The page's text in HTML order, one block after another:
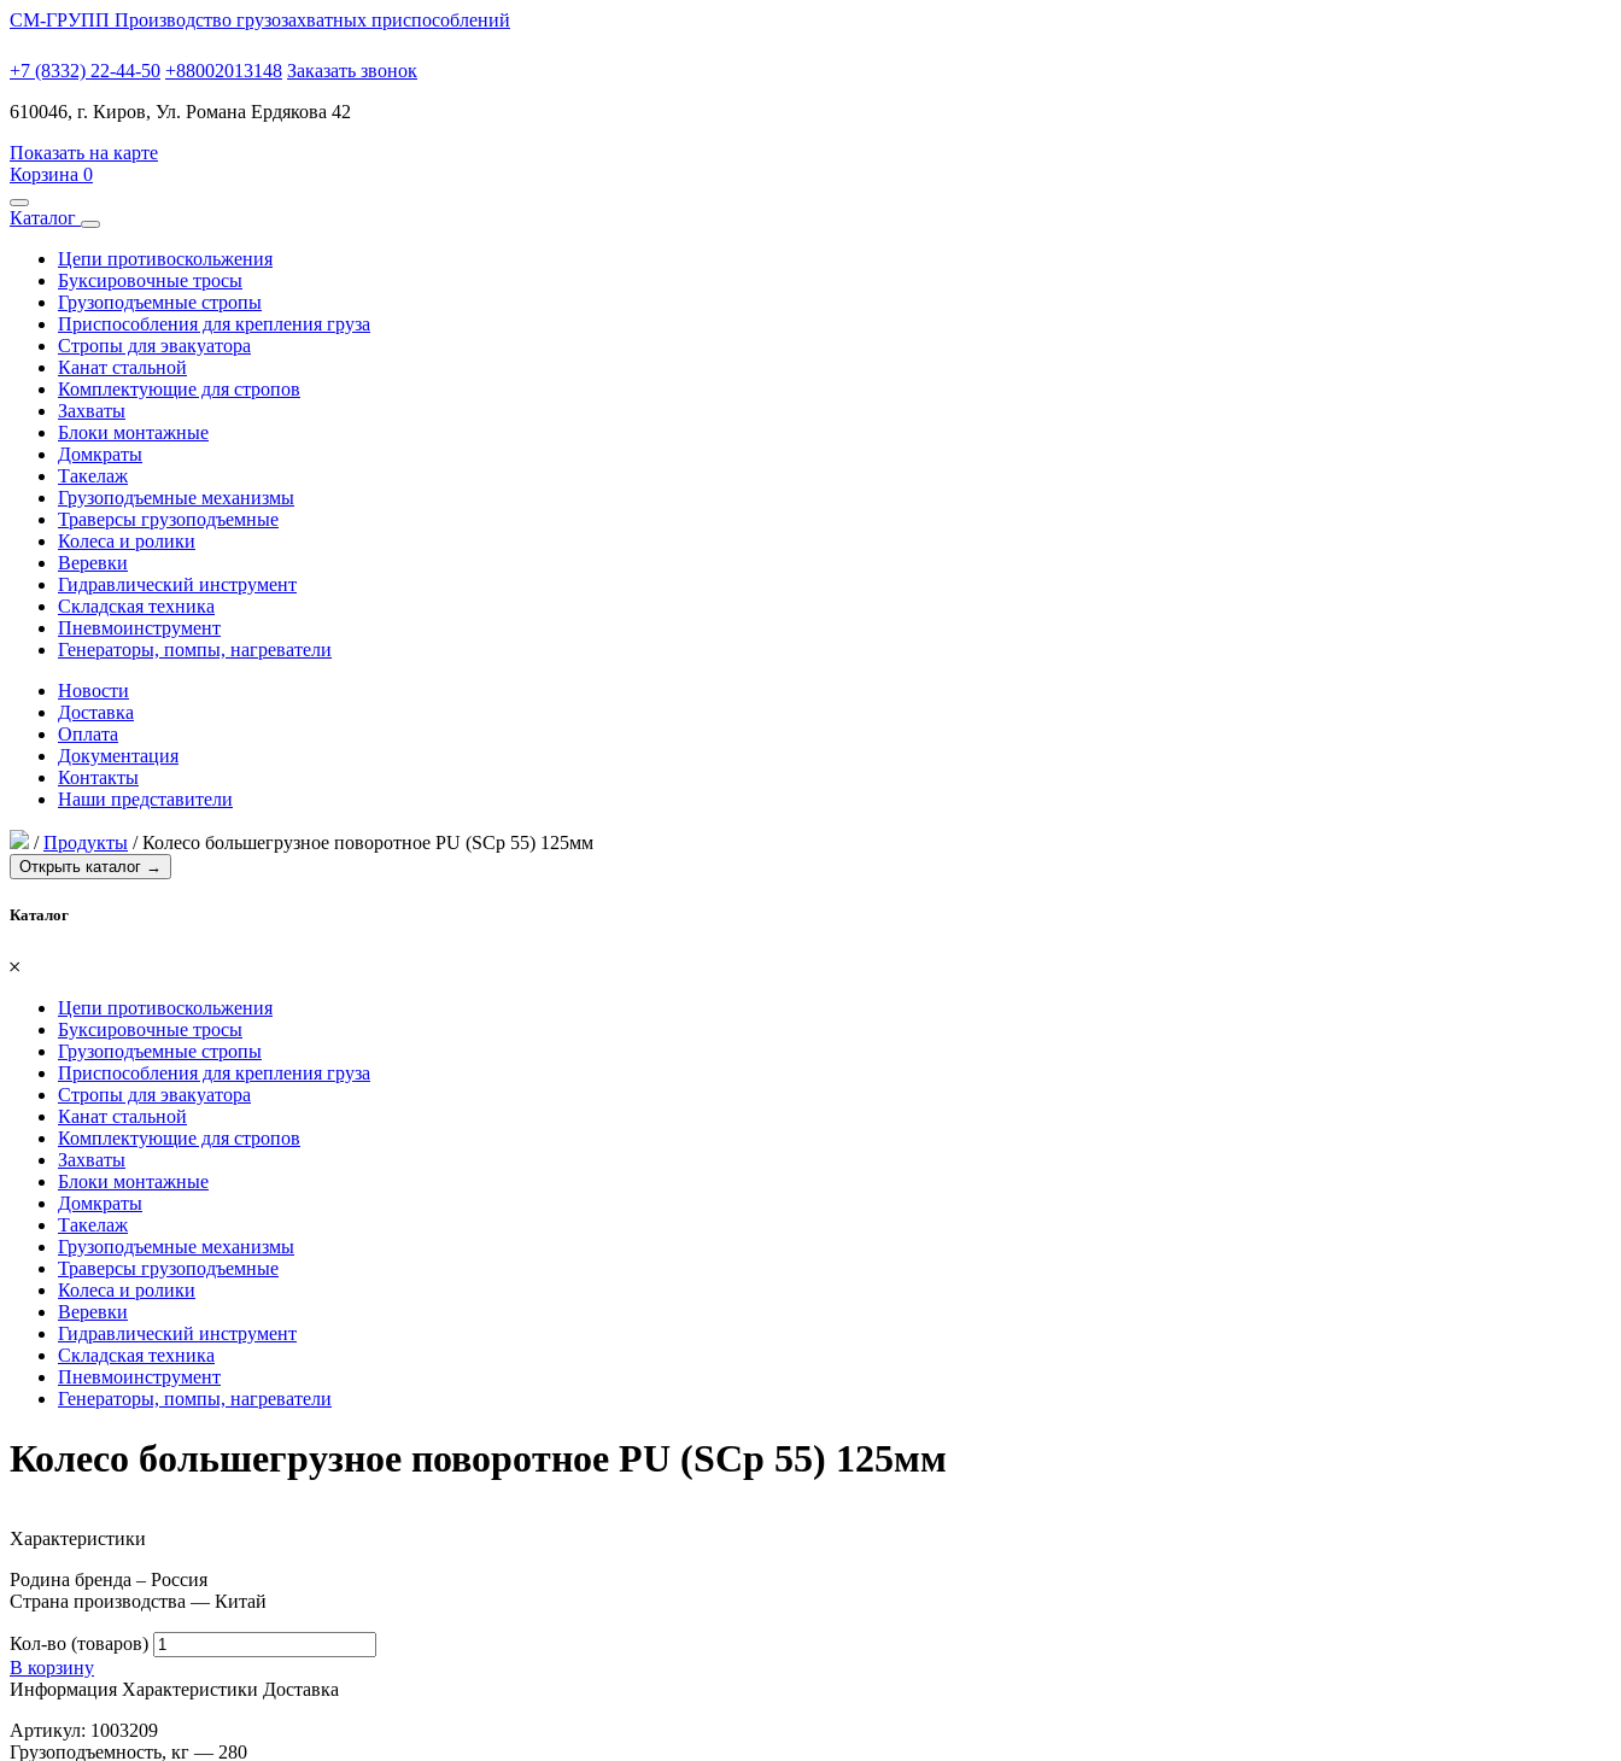
СМ-ГРУПП Производство грузозахватных приспособлений
+7 (8332) 22-44-50 +88002013148 Заказать звонок
610046, г. Киров, Ул. Романа Ердякова 42
Показать на карте
Корзина 0
Каталог
Цепи противоскольжения
Буксировочные тросы
Грузоподъемные стропы
Приспособления для крепления груза
Стропы для эвакуатора
Канат стальной
Комплектующие для стропов
Захваты
Блоки монтажные
Домкраты
Такелаж
Грузоподъемные механизмы
Траверсы грузоподъемные
Колеса и ролики
Веревки
Гидравлический инструмент
Складская техника
Пневмоинструмент
Генераторы, помпы, нагреватели
Новости
Доставка
Оплата
Документация
Контакты
Наши представители
/Продукты /Колесо большегрузное поворотное PU (SCp 55) 125мм
Открыть каталог →
Каталог
𐄂
Цепи противоскольжения
Буксировочные тросы
Грузоподъемные стропы
Приспособления для крепления груза
Стропы для эвакуатора
Канат стальной
Комплектующие для стропов
Захваты
Блоки монтажные
Домкраты
Такелаж
Грузоподъемные механизмы
Траверсы грузоподъемные
Колеса и ролики
Веревки
Гидравлический инструмент
Складская техника
Пневмоинструмент
Генераторы, помпы, нагреватели
Колесо большегрузное поворотное PU (SCp 55) 125мм
Характеристики
Родина бренда – Россия
Страна производства — Китай
Кол-во (товаров)
В корзину
Информация Характеристики Доставка
Артикул: 1003209
Грузоподъемность, кг — 280